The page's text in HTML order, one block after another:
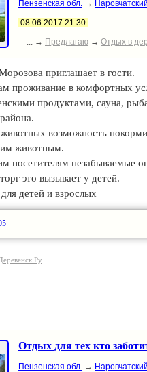
Пензенская обл. →
08.06.2017 21:30
... → Предлагаю → Отдых в
приглашает в гости.
проживание в комфортных
продуктами, сауна,
возможность
животным.
посетителям незабываемые
это вызывает у детей.
детей и взрослых
Отдых для тех кто
Пензенская обл. →